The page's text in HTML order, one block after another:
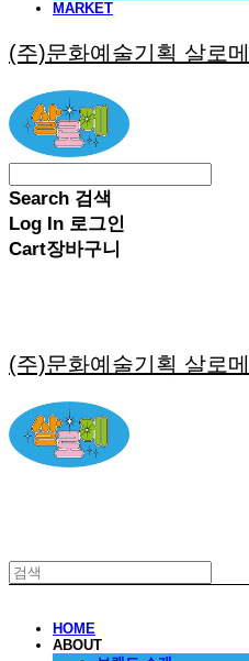
MARKET
(주)문화예술기획 살로메
Search 검색
Log In 로그인
Cart장바구니
(주)문화예술기획 살로메
HOME
ABOUT